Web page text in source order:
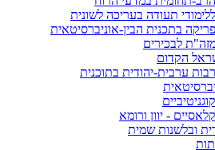
תעודה בעריכה לשונית
בתכנית הבין-אוניברסיטאית
לבכירים
הקדום
ערבית-יהודית בתוכנית
- יוון ורומא
ובלשנות שמית